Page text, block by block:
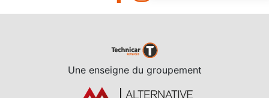
Une enseigne du groupement